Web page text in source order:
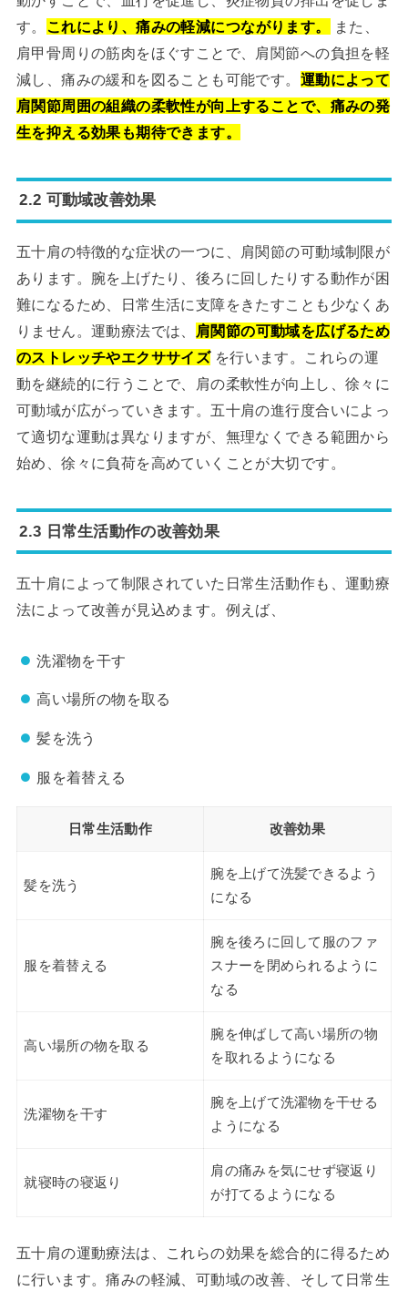
す。 これにより、痛みの軽減につながります。
また、
肩甲骨周りの筋肉をほぐすことで、肩関節への負担を軽
減し、痛みの緩和を図ることも可能です。 運動によって
肩関節周囲の組織の柔軟性が向上することで、痛みの発
生を抑える効果も期待できます。
2.2 可動域改善効果
五十肩の特徴的な症状の一つに、肩関節の可動域制限が
あります。腕を上げたり、後ろに回したりする動作が困
難になるため、日常生活に支障をきたすことも少なくあ
りません。運動療法では、
肩関節の可動域を広げるため
のストレッチやエクササイズを行います。これらの運
動を継続的に行うことで、肩の柔軟性が向上し、徐々に
可動域が広がっていきます。五十肩の進行度合いによっ
て適切な運動は異なりますが、無理なくできる範囲から
始め、徐々に負荷を高めていくことが大切です。
2.3 日常生活動作の改善効果
五十肩によって制限されていた日常生活動作も、運動療
法によって改善が見込めます。例えば、
洗濯物を干す
高い場所の物を取る
髪を洗う
服を着替える
日常生活動作 改善効果
髪を洗う
腕を上げて洗髪できるよう
になる
服を着替える
腕を後ろに回して服のファ
スナーを閉められるように
なる
高い場所の物を取る
腕を伸ばして高い場所の物
を取れるようになる
洗濯物を干す
腕を上げて洗濯物を干せる
ようになる
就寝時の寝返り
肩の痛みを気にせず寝返り
が打てるようになる
五十肩の運動療法は、これらの効果を総合的に得るため
に行います。痛みの軽減、可動域の改善、そして日常生